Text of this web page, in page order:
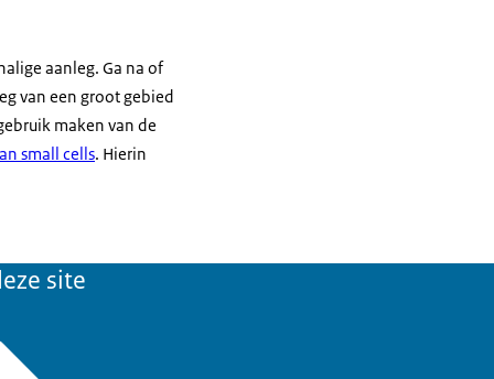
aanleg. Ga na of
van een groot gebied
maken van de
small cells. Hierin
site